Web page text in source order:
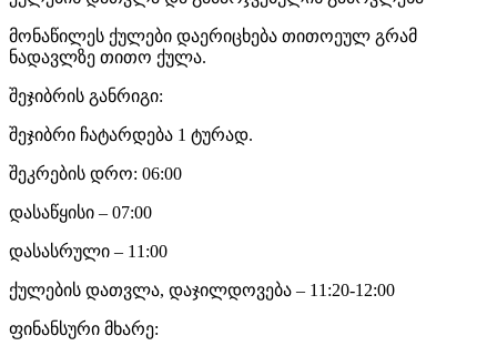
მონაწილეს ქულები დაერიცხება თითოეულ გრამ
ნადავლზე თითო ქულა.
შეჯიბრის განრიგი:
შეჯიბრი ჩატარდება 1 ტურად.
შეკრების დრო: 06:00
დასაწყისი – 07:00
დასასრული – 11:00
ქულების დათვლა, დაჯილდოვება – 11:20-12:00
ფინანსური მხარე: